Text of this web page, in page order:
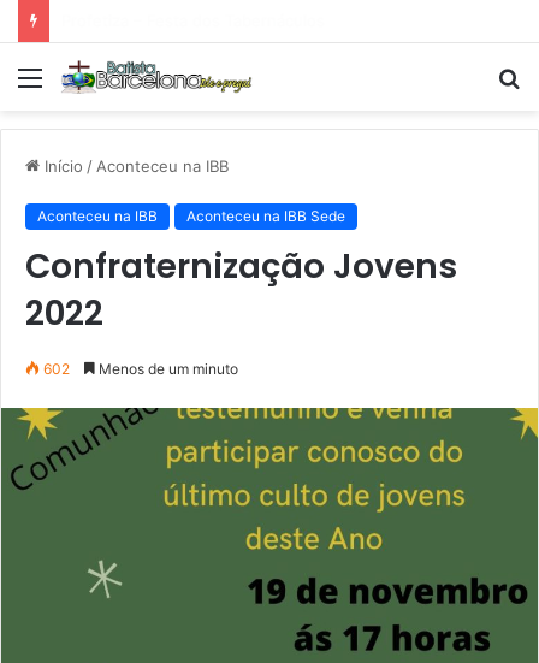
Menu
Início / Aconteceu na IBB
Aconteceu na IBB Aconteceu na IBB Sede
Confraternização Jovens
2022
602 Menos de um minuto